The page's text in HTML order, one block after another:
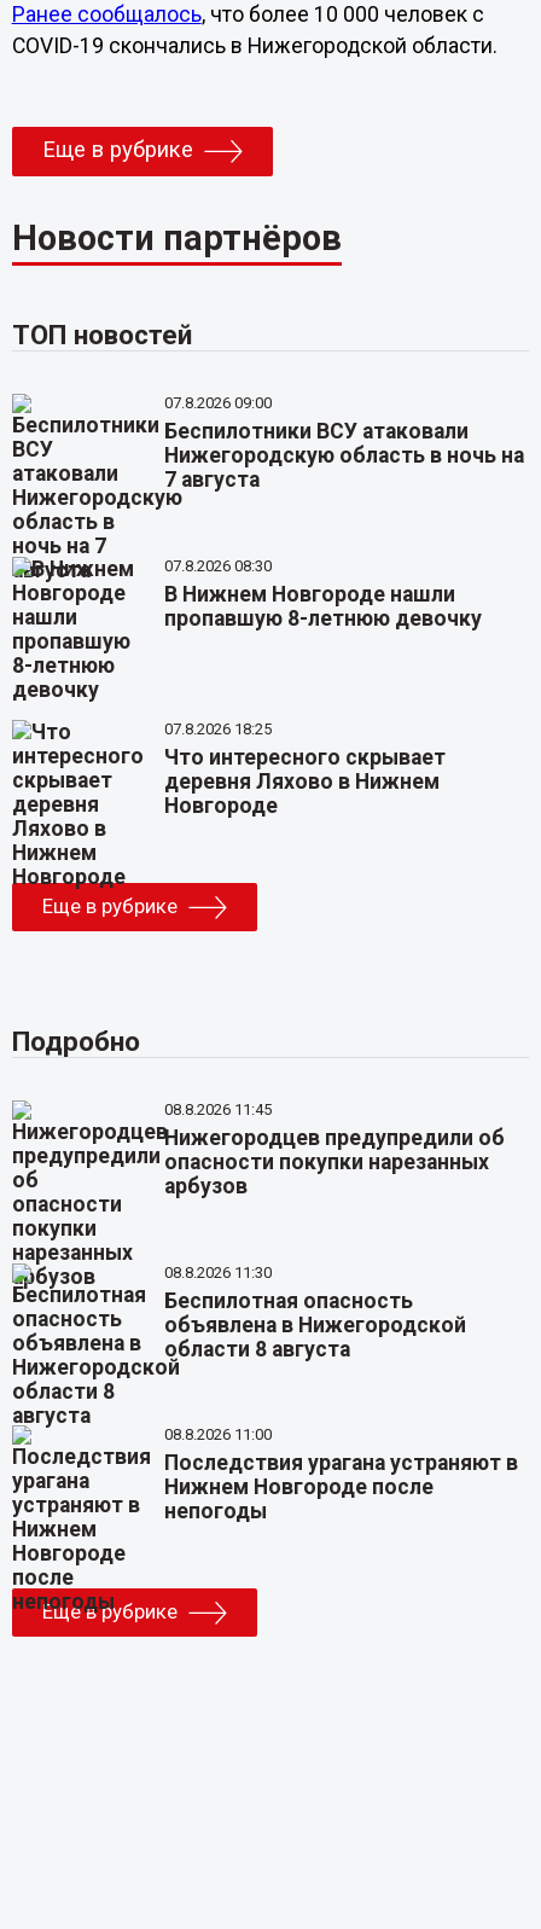
Ранее сообщалось, что более 10 000 человек с
COVID-19 скончались в Нижегородской области.
Еще в рубрике
Новости партнёров
ТОП новостей
07.8.2026 09:00
Беспилотники ВСУ атаковали
Нижегородскую область в ночь на
7 августа
07.8.2026 08:30
В Нижнем Новгороде нашли
пропавшую 8-летнюю девочку
07.8.2026 18:25
Что интересного скрывает
деревня Ляхово в Нижнем
Новгороде
Еще в рубрике
Подробно
08.8.2026 11:45
Нижегородцев предупредили об
опасности покупки нарезанных
арбузов
08.8.2026 11:30
Беспилотная опасность
объявлена в Нижегородской
области 8 августа
08.8.2026 11:00
Последствия урагана устраняют в
Нижнем Новгороде после
непогоды
Еще в рубрике